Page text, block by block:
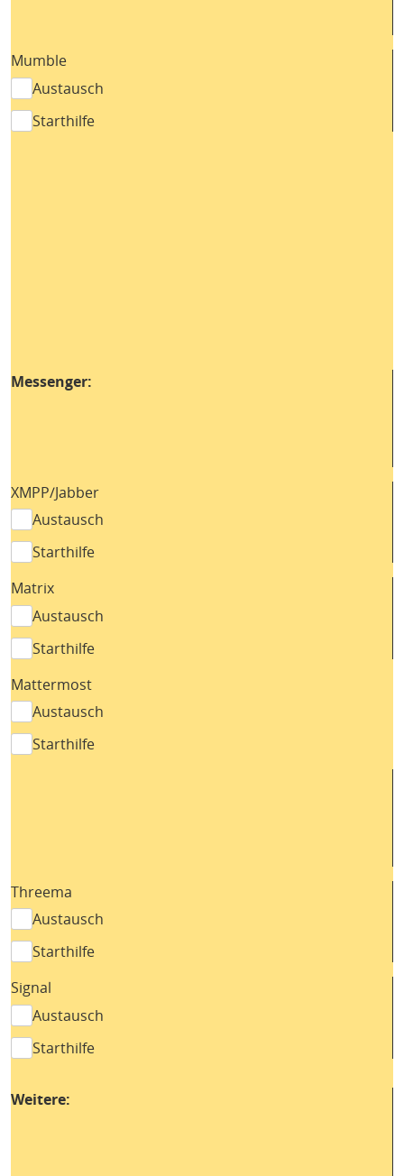
Mumble
Austausch
Starthilfe
Messenger:
XMPP/Jabber
Austausch
Starthilfe
Matrix
Austausch
Starthilfe
Mattermost
Austausch
Starthilfe
Threema
Austausch
Starthilfe
Signal
Austausch
Starthilfe
Weitere: